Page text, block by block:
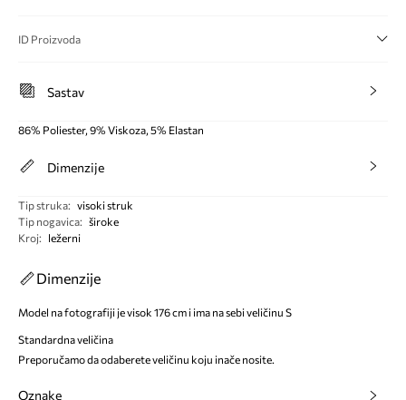
ID Proizvoda
Sastav
86% Poliester, 9% Viskoza, 5% Elastan
Dimenzije
Tip struka: visoki struk
Tip nogavica: široke
Kroj: ležerni
Dimenzije
Model na fotografiji je visok 176 cm i ima na sebi veličinu S
Standardna veličina
Preporučamo da odaberete veličinu koju inače nosite.
Oznake